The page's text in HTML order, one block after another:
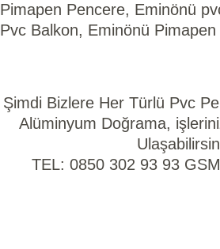
Pimapen Pencere, Eminönü
Pvc Balkon, Eminönü
Şimdi Bizlere Her Türlü Pvc
Alüminyum Doğrama,
TEL: 0850 302 93 93